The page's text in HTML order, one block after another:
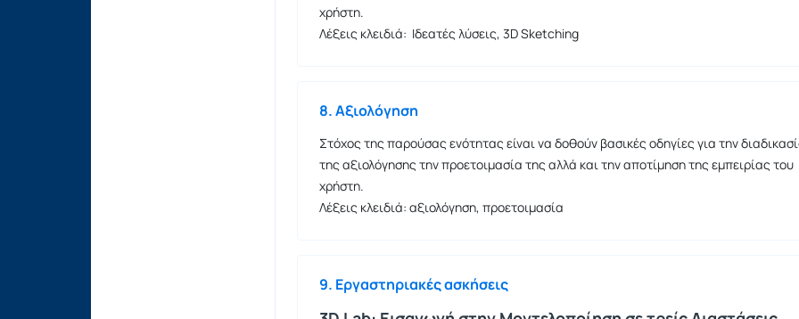
χρήστη.
Λέξεις κλειδιά: Ιδεατές λύσεις, 3D Sketching
8. Αξιολόγηση
Στόχος της παρούσας ενότητας είναι να δοθούν βασικές οδηγίες για την
της αξιολόγησης την προετοιμασία της αλλά και την αποτίμηση της εμπειρίας του
χρήστη.
Λέξεις κλειδιά: αξιολόγηση, προετοιμασία
9. Εργαστηριακές ασκήσεις